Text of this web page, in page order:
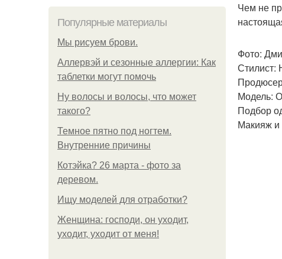
Популярные материалы
Мы рисуем брови.
Аллервэй и сезонные аллергии: Как
таблетки могут помочь
Ну волосы и волосы, что может
такого?
Темное пятно под ногтем.
Внутренние причины
Котэйка? 26 марта - фото за
деревом.
Ищу моделей для отработки?
Женщина: господи, он уходит,
уходит, уходит от меня!
Чем не
Фото:
Стилист:
Модель:
Подбор
Макияж и